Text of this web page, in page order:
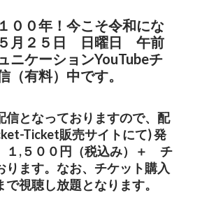
００年！今こそ令和にな
５月２５日 日曜日 午前
ニケーションYouTubeチ
（有料）中です。
となっておりますので、配
Ticket販売サイトにて) 発
,５００円（税込み）＋ チ
ます。なお、チケット購入
視聴し放題となります。